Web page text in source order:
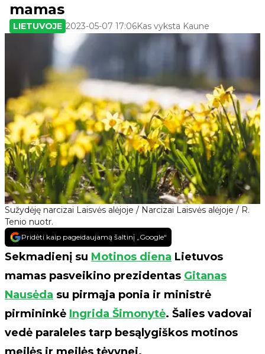
Sužydėję narcizai Laisvės alėjoje / Narcizai Laisvės alėjoje / R.
Tenio nuotr.
mamas
LIETUVOJE 2023-05-07 17:06Kas vyksta Kaune
Pridėti kaip pageidaujamą šaltinį „Google“
Sekmadienį su Motinos diena Lietuvos
mamas pasveikino prezidentas Gitanas
Nausėda su pirmąja ponia ir ministrė
pirmininkė Ingrida Šimonytė. Šalies vadovai
vedė paraleles tarp besąlygiškos motinos